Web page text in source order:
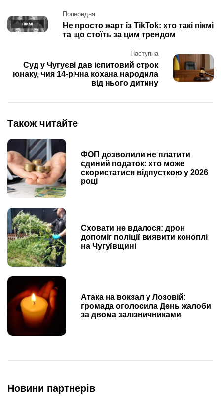
Post
navigation
Попередня
Не просто жарт із TikTok: хто такі пікмі
та що стоїть за цим трендом
Наступна
Суд у Чугуєві дав іспитовий строк
юнаку, чия 14-річна кохана народила
від нього дитину
Також читайте
ФОП дозволили не платити
єдиний податок: хто може
скористатися відпусткою у 2026
році
Сховати не вдалося: дрон
допоміг поліції виявити коноплі
на Чугуївщині
Атака на вокзал у Лозовій:
громада оголосила День жалоби
за двома залізничниками
Новини партнерів